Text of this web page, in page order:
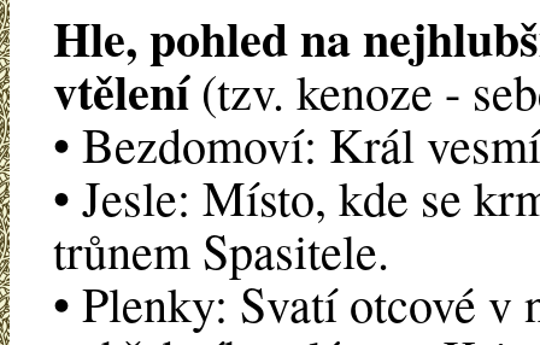
Hle, pohled na
vtělení(tzv. kenoze -
• Bezdomoví: Král
• Jesle: Místo, kde se
trůnem Spasitele.
• Plenky: Svatí otcové v